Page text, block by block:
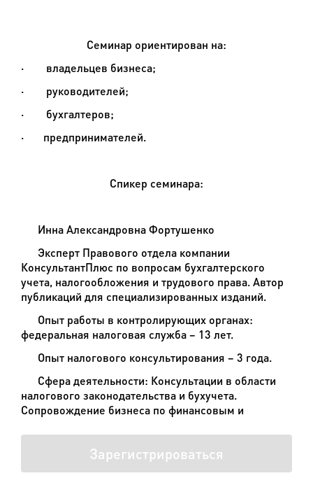
Семинар ориентирован на:
·
владельцев бизнеса;
·
руководителей;
·
бухгалтеров;
·
предпринимателей.
Спикер семинара:
Инна Александровна Фортушенко
Эксперт Правового отдела компании
КонсультантПлюс по вопросам бухгалтерского
учета, налогообложения и трудового права. Автор
публикаций для специализированных изданий.
Опыт работы в контролирующих органах:
федеральная налоговая служба – 13 лет.
Опыт налогового консультирования – 3 года.
Сфера деятельности: Консультации в области
налогового законодательства и бухучета.
Сопровождение бизнеса по финансовым и
Зарегистрироваться